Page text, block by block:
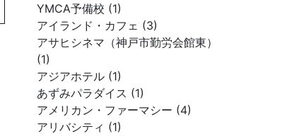
YMCA予備校 (1)
アイランド・カフェ (3)
アサヒシネマ（神戸市勤労会館東）
(1)
アジアホテル (1)
あずみパラダイス (1)
アメリカン・ファーマシー (4)
アリバシティ (1)